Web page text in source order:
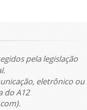
pela legislação
eletrônico ou
do A12